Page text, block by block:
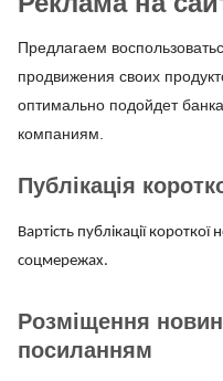
Предлагаем
продвижения своих
оптимально подойдет
компаниям.
Публікація
Вартість публікації короткої
соцмережах.
Розміщення
посиланням